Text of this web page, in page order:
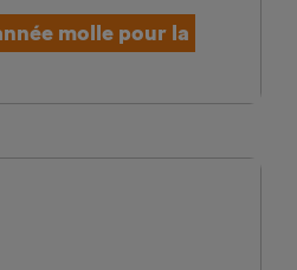
molle pour la